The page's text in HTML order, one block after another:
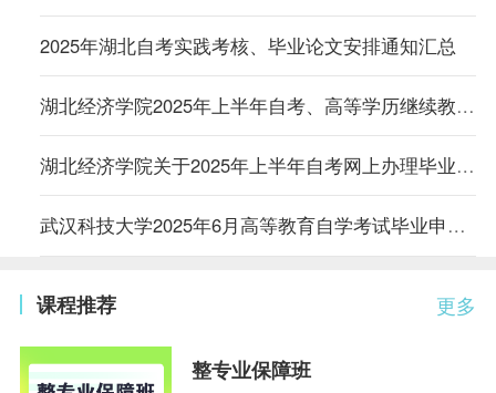
2025年湖北自考实践考核、毕业论文安排通知汇总
湖北经济学院2025年上半年自考、高等学历继续教育本科毕业生学士学位授予工作安排的通知
湖北经济学院关于2025年上半年自考网上办理毕业证工作的通知
武汉科技大学2025年6月高等教育自学考试毕业申请工作的通知
更多
课程推荐
整专业保障班